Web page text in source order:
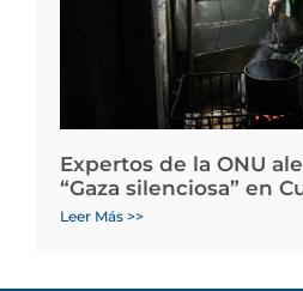
Expertos de la ONU
“Gaza silenciosa” en
Leer Más >>